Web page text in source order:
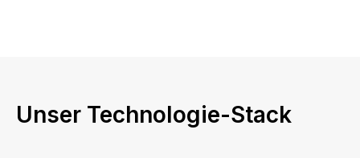
Unser Technologie-Stack